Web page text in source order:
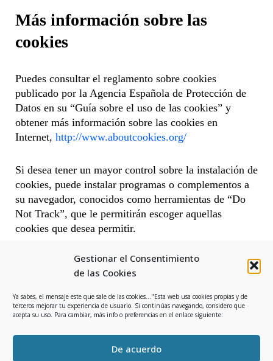
Gestionar el Consentimiento
de las Cookies
Ya sabes, el mensaje este que sale de las cookies..."Esta web usa cookies propias y de
terceros mejorar tu experiencia de usuario. Si continúas navegando, considero que
acepta su uso. Para cambiar, más info o preferencias en el enlace siguiente:
De acuerdo
Más información sobre las
cookies
Puedes consultar el reglamento sobre cookies
publicado por la Agencia Española de Protección de
Datos en su “Guía sobre el uso de las cookies” y
obtener más información sobre las cookies en
Internet, http://www.aboutcookies.org/
Si desea tener un mayor control sobre la instalación de
cookies, puede instalar programas o complementos a
su navegador, conocidos como herramientas de “Do
Not Track”, que le permitirán escoger aquellas
cookies que desea permitir.
Esta política de cookies ha sido actualizada por última
vez el 09 05 2021
Contacta conmigo:
María José PeñalverEmail:ho**@***********mi.com